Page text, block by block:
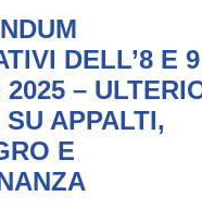
DELL’8 E 9
2025 –
APPALTI,
E